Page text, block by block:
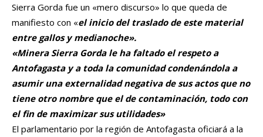
Sierra Gorda fue un «mero discurso» lo que queda de
manifiesto con «el inicio del traslado de este material
entre gallos y medianoche».
«Minera Sierra Gorda le ha faltado el respeto a
Antofagasta y a toda la comunidad condenándola a
asumir una externalidad negativa de sus actos que no
tiene otro nombre que el de contaminación, todo con
el fin de maximizar sus utilidades»
El parlamentario por la región de Antofagasta oficiará a la